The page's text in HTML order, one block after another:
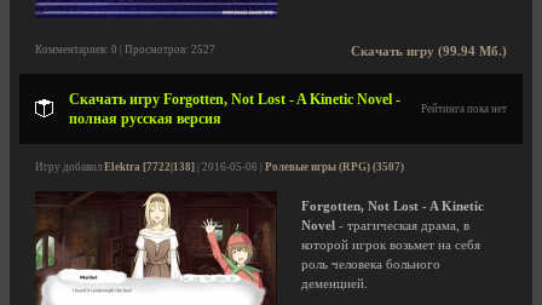
Скачать игру (99.94 Мб.)
Комментариев: 0 | Просмотров: 2527
Скачать игру Forgotten, Not Lost - A Kinetic Novel -
полная русская версия
Рейтинга пока нет
Игру добавил Elektra [7722|138] | 2016-05-06 | Ролевые игры (RPG) (3507)
Forgotten, Not Lost - A Kinetic
Novel - трагическая драма, в
которой игрок возьмет на себя
роль человека больного
деменцией.